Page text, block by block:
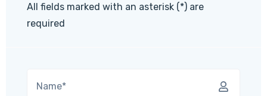
All fields marked with an asterisk (*) are
required